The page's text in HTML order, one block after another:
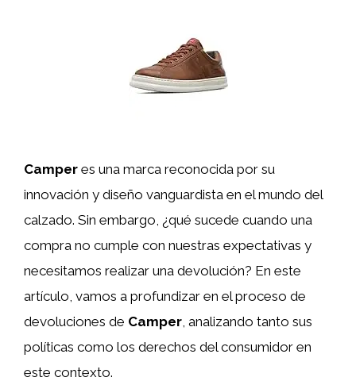
Camper es una marca reconocida por su
innovación y diseño vanguardista en el mundo del
calzado. Sin embargo, ¿qué sucede cuando una
compra no cumple con nuestras expectativas y
necesitamos realizar una devolución? En este
artículo, vamos a profundizar en el proceso de
devoluciones de Camper, analizando tanto sus
políticas como los derechos del consumidor en
este contexto.